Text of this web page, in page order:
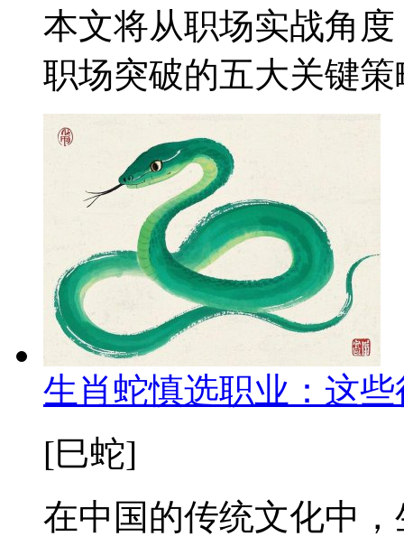
本文将从职场实战角
职场突破的五大关键
生肖蛇慎选职业：这
[巳蛇]
在中国的传统文化中